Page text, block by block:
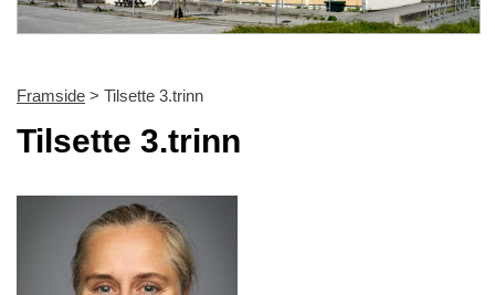
Framside > Tilsette 3.trinn
Tilsette 3.trinn